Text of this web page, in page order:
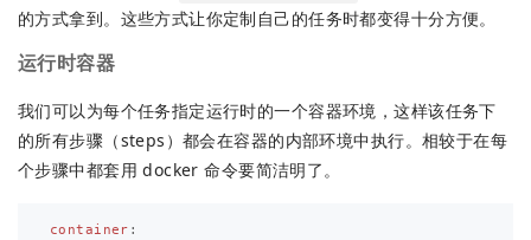
的方式拿到。这些方式让你定制自己的任务时都变得十分方便。
运行时容器
我们可以为每个任务指定运行时的一个容器环境，这样该任务下
的所有步骤（steps）都会在容器的内部环境中执行。相较于在每
个步骤中都套用 docker 命令要简洁明了。
container :